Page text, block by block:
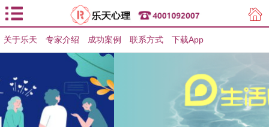
用户登录 用户注册
关于乐天 专家介绍 成功案例 联系方式 下载App